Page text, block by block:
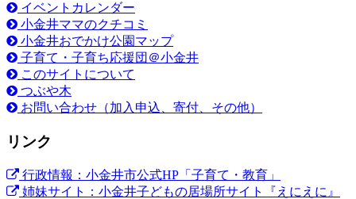
イベントカレンダー
小金井ママのクチコミ
小金井おでかけ公園マップ
子育て・子育ち応援団＠小金井
このサイトについて
つぶや木
お問い合わせ（加入申込、寄付、その他）
リンク
行政情報：小金井市公式HP「子育て・教育」
姉妹サイト：小金井子どもの居場所サイト『えにえに』